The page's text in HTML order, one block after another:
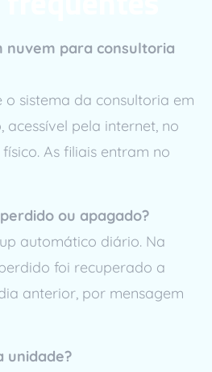
nuvem para consultoria
o sistema da consultoria em
acessível pela internet, no
As filiais entram no
ou apagado?
automático diário. Na
foi recuperado a
anterior, por mensagem
unidade?